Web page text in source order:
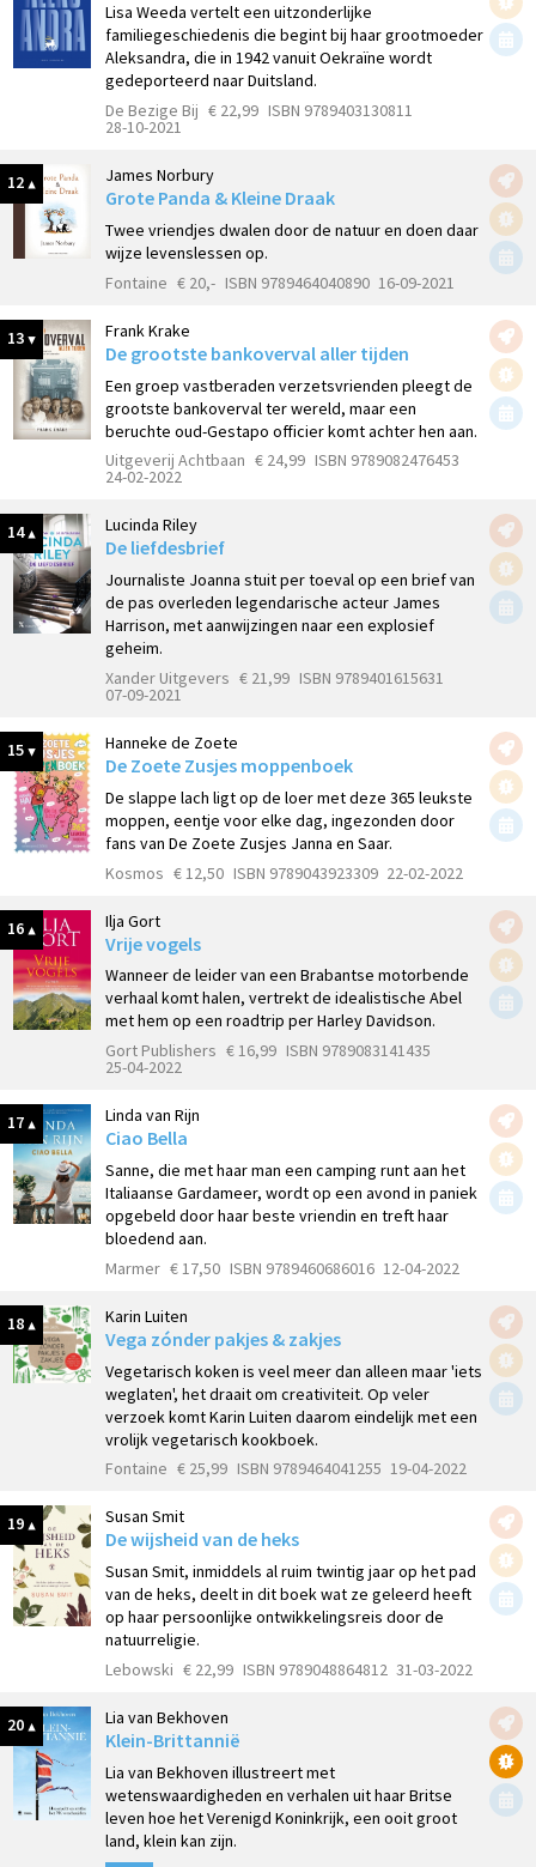
Lisa Weeda vertelt een uitzonderlijke
familiegeschiedenis die begint bij haar grootmoeder
Aleksandra, die in 1942 vanuit Oekraïne wordt
gedeporteerd naar Duitsland.
De Bezige Bij € 22,99 ISBN 9789403130811
28-10-2021
12 James Norbury
Grote Panda & Kleine Draak
Twee vriendjes dwalen door de natuur en doen daar
wijze levenslessen op.
Fontaine € 20,- ISBN 9789464040890 16-09-2021
13 Frank Krake
De grootste bankoverval aller tijden
Een groep vastberaden verzetsvrienden pleegt de
grootste bankoverval ter wereld, maar een
beruchte oud-Gestapo officier komt achter hen aan.
Uitgeverij Achtbaan € 24,99 ISBN 9789082476453
24-02-2022
14 Lucinda Riley
De liefdesbrief
Journaliste Joanna stuit per toeval op een brief van
de pas overleden legendarische acteur James
Harrison, met aanwijzingen naar een explosief
geheim.
Xander Uitgevers € 21,99 ISBN 9789401615631
07-09-2021
15 Hanneke de Zoete
De Zoete Zusjes moppenboek
De slappe lach ligt op de loer met deze 365 leukste
moppen, eentje voor elke dag, ingezonden door
fans van De Zoete Zusjes Janna en Saar.
Kosmos € 12,50 ISBN 9789043923309 22-02-2022
16 Ilja Gort
Vrije vogels
Wanneer de leider van een Brabantse motorbende
verhaal komt halen, vertrekt de idealistische Abel
met hem op een roadtrip per Harley Davidson.
Gort Publishers € 16,99 ISBN 9789083141435
25-04-2022
17 Linda van Rijn
Ciao Bella
Sanne, die met haar man een camping runt aan het
Italiaanse Gardameer, wordt op een avond in paniek
opgebeld door haar beste vriendin en treft haar
bloedend aan.
Marmer € 17,50 ISBN 9789460686016 12-04-2022
18 Karin Luiten
Vega zónder pakjes & zakjes
Vegetarisch koken is veel meer dan alleen maar 'iets
weglaten', het draait om creativiteit. Op veler
verzoek komt Karin Luiten daarom eindelijk met een
vrolijk vegetarisch kookboek.
Fontaine € 25,99 ISBN 9789464041255 19-04-2022
19 Susan Smit
De wijsheid van de heks
Susan Smit, inmiddels al ruim twintig jaar op het pad
van de heks, deelt in dit boek wat ze geleerd heeft
op haar persoonlijke ontwikkelingsreis door de
natuurreligie.
Lebowski € 22,99 ISBN 9789048864812 31-03-2022
20 Lia van Bekhoven
Klein-Brittannië
Lia van Bekhoven illustreert met
wetenswaardigheden en verhalen uit haar Britse
leven hoe het Verenigd Koninkrijk, een ooit groot
land, klein kan zijn.